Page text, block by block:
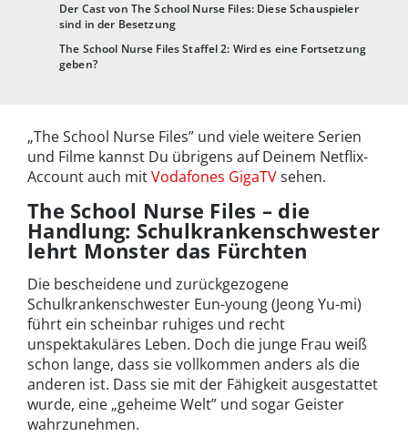
Der Cast von The School Nurse Files: Diese Schauspieler
sind in der Besetzung
The School Nurse Files Staffel 2: Wird es eine Fortsetzung
geben?
„The School Nurse Files” und viele weitere Serien
und Filme kannst Du übrigens auf Deinem Netflix-
Account auch mitVodafones GigaTVsehen.
The School Nurse Files – die
Handlung: Schulkrankenschwester
lehrt Monster das Fürchten
Die bescheidene und zurückgezogene
Schulkrankenschwester Eun-young (Jeong Yu-mi)
führt ein scheinbar ruhiges und recht
unspektakuläres Leben. Doch die junge Frau weiß
schon lange, dass sie vollkommen anders als die
anderen ist. Dass sie mit der Fähigkeit ausgestattet
wurde, eine „geheime Welt” und sogar Geister
wahrzunehmen.